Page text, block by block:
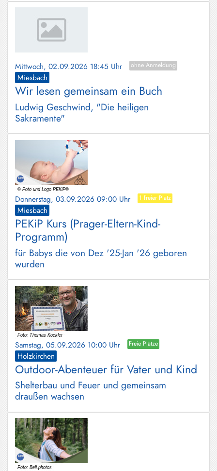
Mittwoch, 02.09.2026 18:45 Uhr ohne Anmeldung
Miesbach
Wir lesen gemeinsam ein Buch
Ludwig Geschwind, "Die heiligen
Sakramente"
Donnerstag, 03.09.2026 09:00 Uhr 1 freier Platz
Miesbach
PEKiP Kurs (Prager-Eltern-Kind-
Programm)
für Babys die von Dez '25-Jan '26 geboren
wurden
Samstag, 05.09.2026 10:00 Uhr Freie Plätze
Holzkirchen
Outdoor-Abenteuer für Vater und Kind
Shelterbau und Feuer und gemeinsam
draußen wachsen